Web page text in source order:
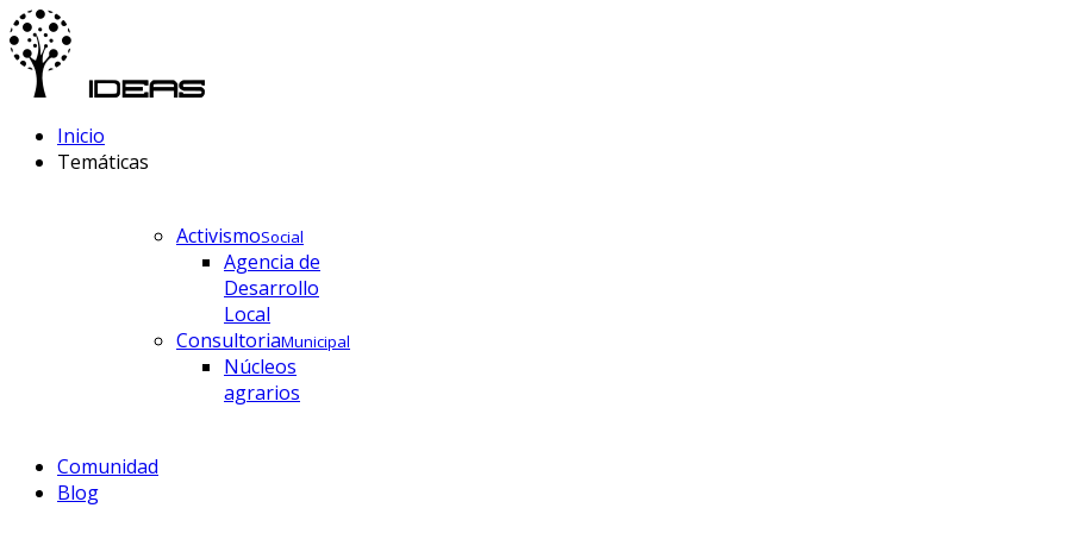
Inicio
Temáticas
ActivismoSocial
Agencia de
Desarrollo
Local
ConsultoriaMunicipal
Núcleos
agrarios
Comunidad
Blog